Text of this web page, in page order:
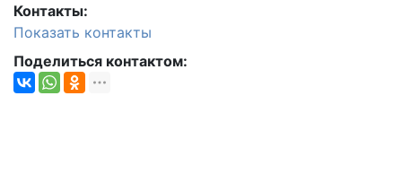
Контакты:
Показать контакты
Поделиться контактом: